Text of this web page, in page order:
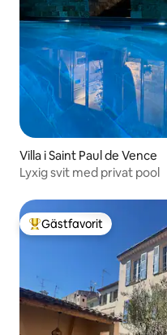
Villa i Saint Paul de Vence
Lyxig svit med privat pool
Populär gästfavorit
Gästfavorit